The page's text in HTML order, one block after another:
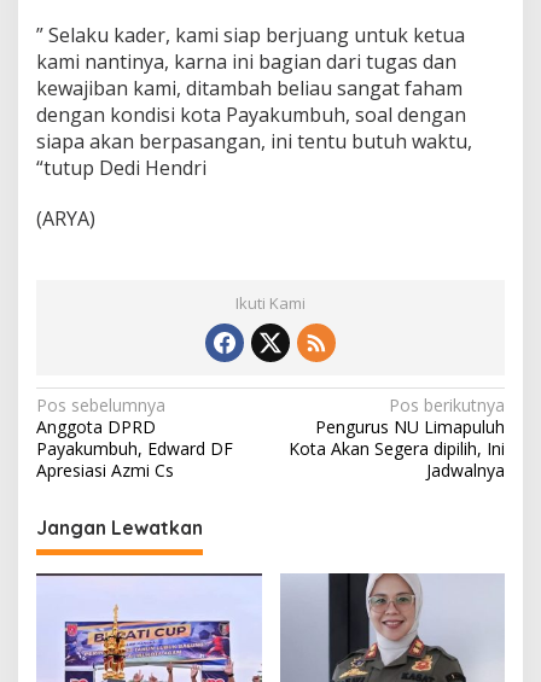
” Selaku kader, kami siap berjuang untuk ketua
kami nantinya, karna ini bagian dari tugas dan
kewajiban kami, ditambah beliau sangat faham
dengan kondisi kota Payakumbuh, soal dengan
siapa akan berpasangan, ini tentu butuh waktu,
“tutup Dedi Hendri
(ARYA)
Ikuti Kami
N
a
v
i
g
a
Pos sebelumnya
Anggota DPRD
Payakumbuh, Edward DF
Apresiasi Azmi Cs
Pos berikutnya
Pengurus NU Limapuluh
Kota Akan Segera dipilih, Ini
Jadwalnya
Jangan Lewatkan